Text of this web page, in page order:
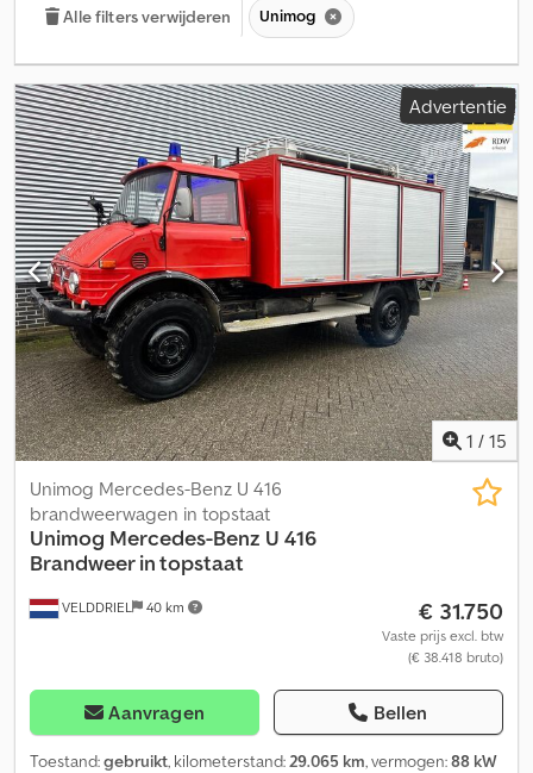
Alle filters verwijderen Unimog
Advertentie
1 / 15
VELDDRIEL 40 km
Unimog Mercedes-Benz U 416
brandweerwagen in topstaat
Unimog Mercedes-Benz U 416
Brandweer in topstaat
€ 31.750
Vaste prijs excl. btw
(€ 38.418 bruto)
Aanvragen Bellen
Toestand:gebruikt, kilometerstand:29.065 km, vermogen:88 kW